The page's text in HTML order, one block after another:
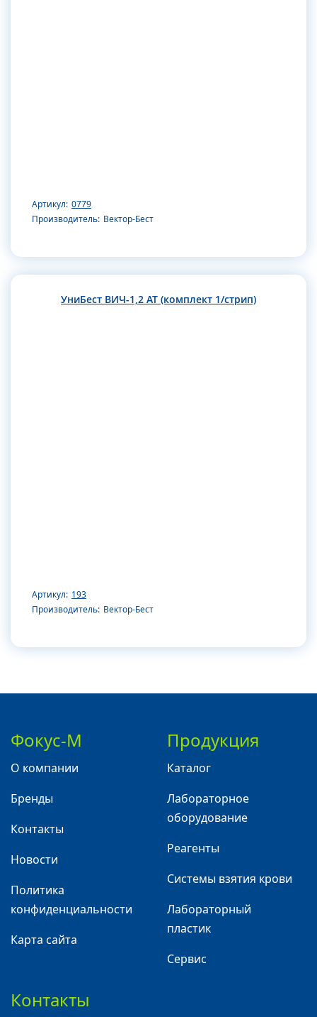
Артикул: 0779
Производитель: Вектор-Бест
УниБест ВИЧ-1,2 АТ (комплект 1/стрип)
Артикул: 193
Производитель: Вектор-Бест
Фокус-М
О компании
Бренды
Контакты
Новости
Политика
конфиденциальности
Карта сайта
Продукция
Каталог
Лабораторное
оборудование
Реагенты
Системы взятия крови
Лабораторный
пластик
Сервис
Контакты